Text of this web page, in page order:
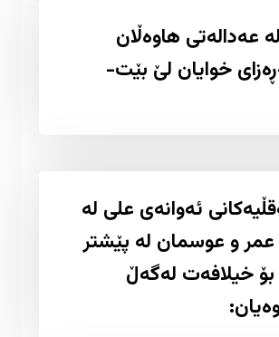
عەدالەتی هاوەڵان
خوایان لێ بێت-
ئەوانەی علی لە
عمر و عوسمان لە پێشتر
بۆ خیلافەت لەگەڵ